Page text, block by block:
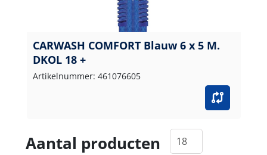
CARWASH COMFORT Blauw 6 x 5 M.
DKOL 18 +
Artikelnummer: 461076605
Aantal producten